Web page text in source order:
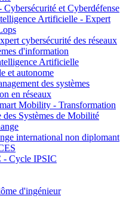
et Cyberdéfense
Artificielle - Expert
cybersécurité des réseaux
d'information
Artificielle
et autonome
des systèmes
en réseaux
Mobility - Transformation
des Systèmes de Mobilité
international non diplomant
- Cycle IPSIC
d'ingénieur